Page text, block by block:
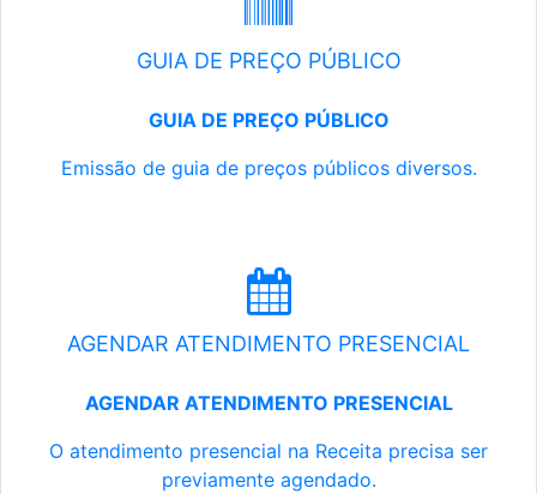
GUIA DE PREÇO PÚBLICO
GUIA DE PREÇO PÚBLICO
Emissão de guia de preços públicos diversos.
AGENDAR ATENDIMENTO PRESENCIAL
AGENDAR ATENDIMENTO PRESENCIAL
O atendimento presencial na Receita precisa ser
previamente agendado.